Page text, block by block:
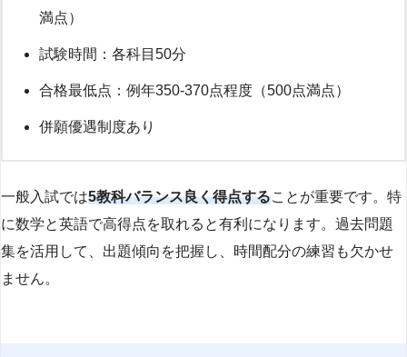
満点）
試験時間：各科目50分
合格最低点：例年350-370点程度（500点満点）
併願優遇制度あり
一般入試では5教科バランス良く得点することが重要です。特
に数学と英語で高得点を取れると有利になります。過去問題
集を活用して、出題傾向を把握し、時間配分の練習も欠かせ
ません。